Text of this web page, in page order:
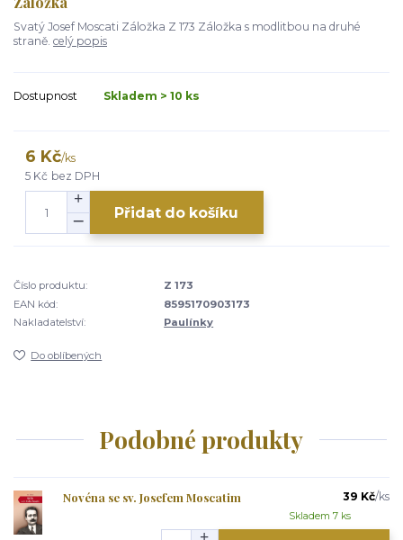
Svatý Josef Moscati Záložka Z 173 Záložka s modlitbou na druhé
straně. celý popis
Dostupnost Skladem > 10 ks
6 Kč/ks
5 Kč bez DPH
Přidat do košíku
Číslo produktu:
Z 173
EAN kód:
8595170903173
Nakladatelství:
Paulínky
Do oblíbených
Podobné produkty
Novéna se sv. Josefem Moscatim 39 Kč/ks
Skladem 7 ks